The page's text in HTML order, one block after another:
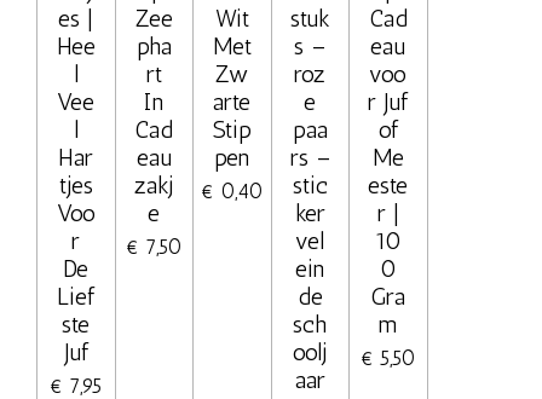
es |
Hee
l
Vee
l
Har
tjes
Voo
r
De
Lief
ste
Juf
€ 7,95
Zee
pha
rt
In
Cad
eau
zakj
e
€ 7,50
Wit
Met
Zw
arte
Stip
pen
€ 0,40
stuk
s –
roz
e
paa
rs –
stic
ker
vel
ein
de
sch
oolj
aar
Cad
eau
voo
r Juf
of
Me
este
r |
10
0
Gra
m
€ 5,50